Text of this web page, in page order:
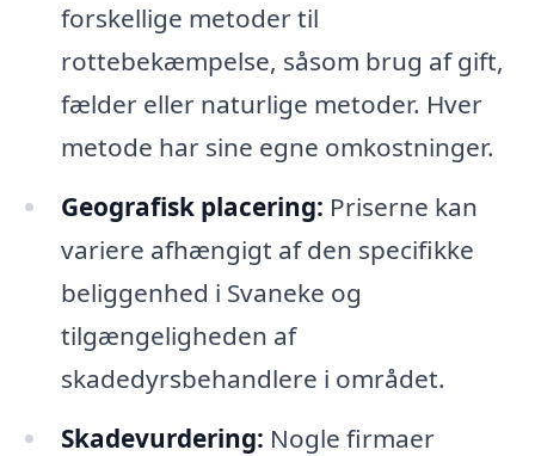
forskellige metoder til
rottebekæmpelse, såsom brug af gift,
fælder eller naturlige metoder. Hver
metode har sine egne omkostninger.
Geografisk placering: Priserne kan
variere afhængigt af den specifikke
beliggenhed i Svaneke og
tilgængeligheden af
skadedyrsbehandlere i området.
Skadevurdering: Nogle firmaer